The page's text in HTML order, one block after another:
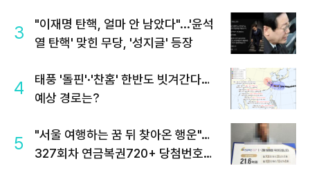
3
"이재명 탄핵, 얼마 안 남았다"...'윤석
열 탄핵' 맞힌 무당, '성지글' 등장
4
태풍 '돌핀'·'찬홈' 한반도 빗겨간다…
예상 경로는?
5
"서울 여행하는 꿈 뒤 찾아온 행운"…
327회차 연금복권720+ 당첨번호조